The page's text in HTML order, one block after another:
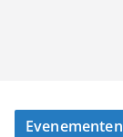
Evenementen